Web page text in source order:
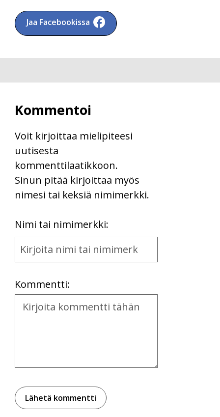
Jaa Facebookissa
Kommentoi
Voit kirjoittaa mielipiteesi
uutisesta
kommenttilaatikkoon.
Sinun pitää kirjoittaa myös
nimesi tai keksiä nimimerkki.
Nimi tai nimimerkki:
Name
and
Kommentti:
Kommentti